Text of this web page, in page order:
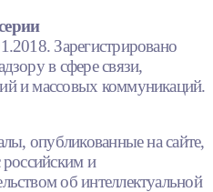
Зарегистрировано
в сфере связи,
и массовых коммуникаций.
опубликованные на сайте,
и
об интеллектуальной